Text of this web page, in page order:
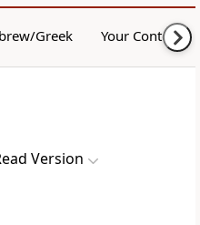
Greek Your Content
Version